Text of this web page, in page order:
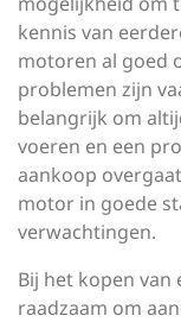
kennis van
motoren al goed
problemen zijn
belangrijk om
voeren en een
aankoop
motor in goede
verwachtingen.
Bij het kopen
raadzaam om